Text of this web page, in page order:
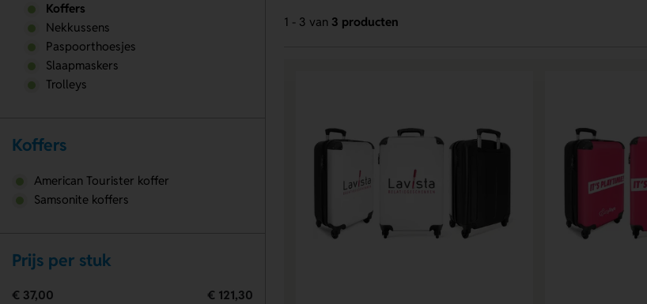
1 - 3 van 3 producten
Koffers
Nekkussens
Paspoorthoesjes
Slaapmaskers
Trolleys
Koffers
American Tourister koffer
Samsonite koffers
Prijs per stuk
€ 37,00 € 121,30